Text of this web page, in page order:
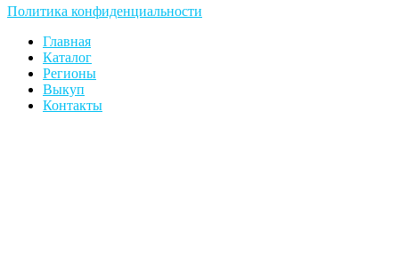
Политика конфиденциальности
Главная
Каталог
Регионы
Выкуп
Контакты